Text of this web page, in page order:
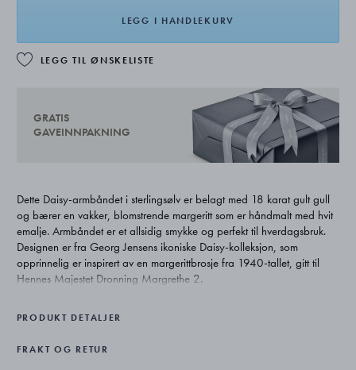
LEGG I HANDLEKURV
LEGG TIL ØNSKELISTE
GRATIS
GAVEINNPAKNING
Dette Daisy-armbåndet i sterlingsølv er belagt med 18 karat gult gull
og bærer en vakker, blomstrende margeritt som er håndmalt med hvit
emalje. Armbåndet er et allsidig smykke og perfekt til hverdagsbruk.
Designen er fra Georg Jensens ikoniske Daisy-kolleksjon, som
opprinnelig er inspirert av en margerittbrosje fra 1940-tallet, gitt til
Hennes Majestet Dronning Margrethe 2.
PRODUKT DETALJER
FRAKT OG RETUR